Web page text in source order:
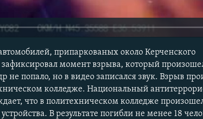
припаркованых около Керченского
момент взрыва, который
не попало, но в видео записался звук. Взрыв
колледже. Национальный
что в политехническом колледже
В результате погибли не менее 18